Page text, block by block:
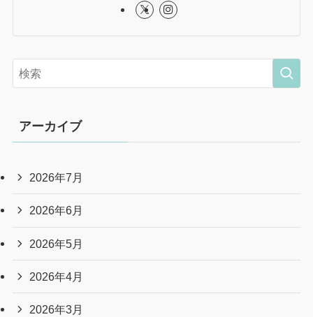
アーカイブ
2026年7月
2026年6月
2026年5月
2026年4月
2026年3月